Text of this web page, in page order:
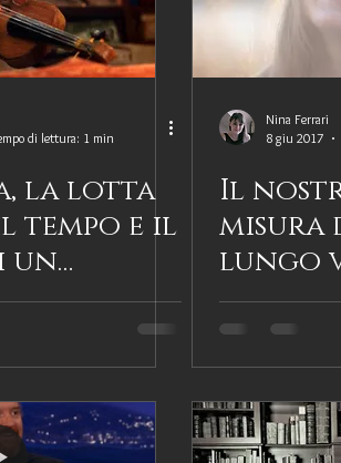
verità Citazioni letterarie Coraggio
Memoria Narrazione e racconto
di sé Simboli, luoghi e tradizione
di lettura: 1 min
la lotta
e il
un
Nina Ferrari
8 giu 2017
Il
misura
lungo